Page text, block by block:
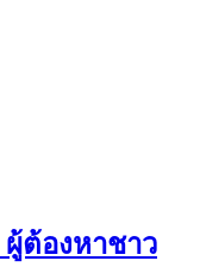
ต้องหาชาว